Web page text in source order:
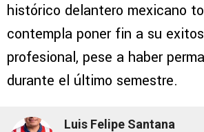
histórico delantero mexicano
contempla poner fin a su
profesional, pese a haber
durante el último semestre.
Luis Felipe Santana